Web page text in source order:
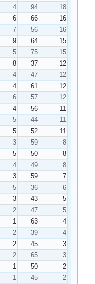
4 94
18
6 66
16
7 56
16
9 64
15
5 75
15
8 37
12
4 47
12
4 61
12
6 57
12
4 56
11
5 44
11
5 52
11
3 59
8
5 50
8
4 49
8
3 59
7
5 36
6
3 43
5
2 47
5
1 63
4
2 39
4
2 45
3
2 65
3
1 50
2
1 45
2